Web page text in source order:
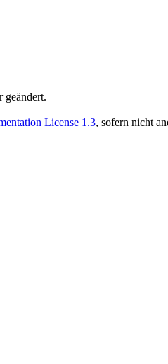
geändert.
License 1.3, sofern nicht